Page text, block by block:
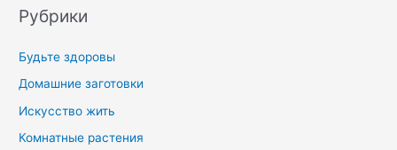
Рубрики
Будьте здоровы
Домашние заготовки
Искусство жить
Комнатные растения